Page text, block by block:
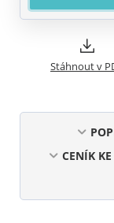
Stáhnout v
CENÍK